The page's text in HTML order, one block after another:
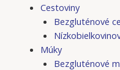
Cestoviny
Bezgluténové
Múky
Bezgluténové